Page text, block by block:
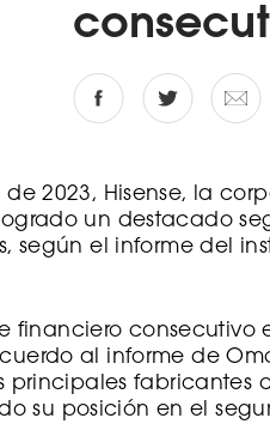
de 2023, Hisense, la
un destacado
según el informe del
financiero
al informe de
principales fabricantes
su posición en el